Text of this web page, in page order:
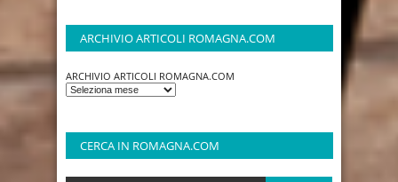
ARCHIVIO ARTICOLI ROMAGNA.COM
ARCHIVIO ARTICOLI ROMAGNA.COM
CERCA IN ROMAGNA.COM